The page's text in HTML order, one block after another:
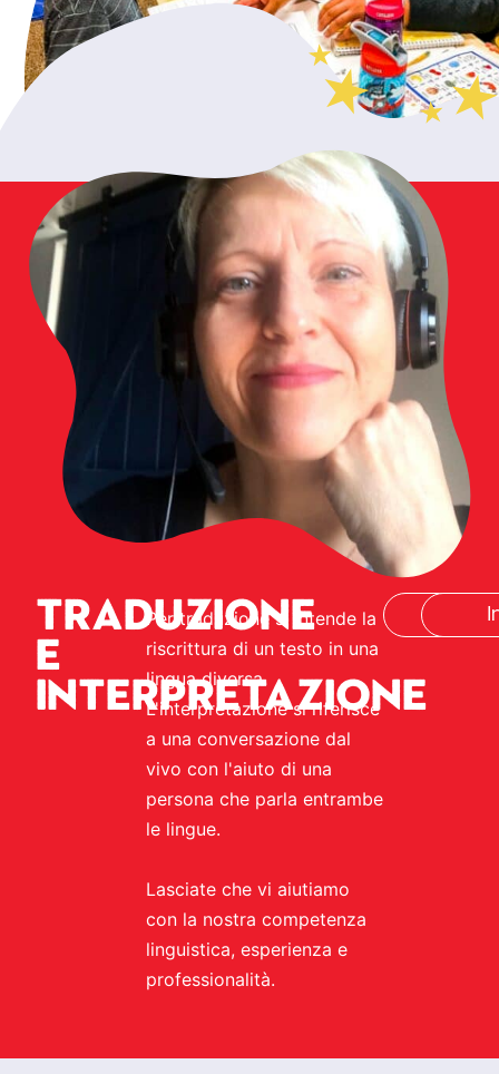
Traduzione
e
interpretazione
Per traduzione si intende la
riscrittura di un testo in una
lingua diversa.
L'interpretazione si riferisce
a una conversazione dal
vivo con l'aiuto di una
persona che parla entrambe
le lingue.
Lasciate che vi aiutiamo
con la nostra competenza
linguistica, esperienza e
professionalità.